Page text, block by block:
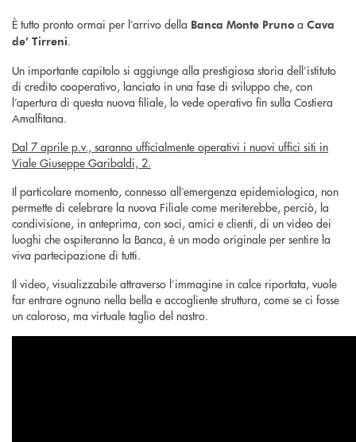
È tutto pronto ormai per l’arrivo della Banca Monte Pruno a Cava
de’ Tirreni.
Un importante capitolo si aggiunge alla prestigiosa storia dell’istituto
di credito cooperativo, lanciato in una fase di sviluppo che, con
l’apertura di questa nuova filiale, lo vede operativo fin sulla Costiera
Amalfitana.
Dal 7 aprile p.v., saranno ufficialmente operativi i nuovi uffici siti in
Viale Giuseppe Garibaldi, 2.
Il particolare momento, connesso all’emergenza epidemiologica, non
permette di celebrare la nuova Filiale come meriterebbe, perciò, la
condivisione, in anteprima, con soci, amici e clienti, di un video dei
luoghi che ospiteranno la Banca, è un modo originale per sentire la
viva partecipazione di tutti.
Il video, visualizzabile attraverso l’immagine in calce riportata, vuole
far entrare ognuno nella bella e accogliente struttura, come se ci fosse
un caloroso, ma virtuale taglio del nastro.